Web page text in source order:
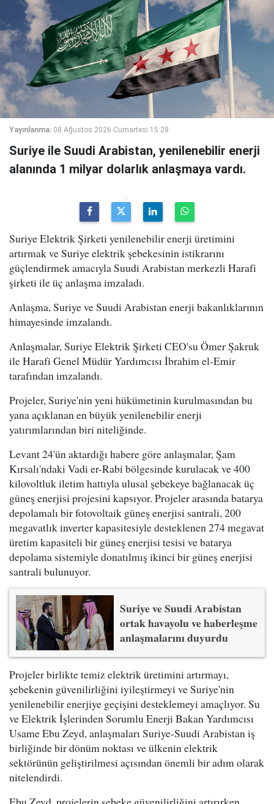
Yayınlanma: 08 Ağustos 2026 Cumartesi 15:28
Suriye ile Suudi Arabistan, yenilenebilir enerji
alanında 1 milyar dolarlık anlaşmaya vardı.
Suriye Elektrik Şirketi yenilenebilir enerji üretimini
artırmak ve Suriye elektrik şebekesinin istikrarını
güçlendirmek amacıyla Suudi Arabistan merkezli Harafi
şirketi ile üç anlaşma imzaladı.
Anlaşma, Suriye ve Suudi Arabistan enerji bakanlıklarının
himayesinde imzalandı.
Anlaşmalar, Suriye Elektrik Şirketi CEO'su Ömer Şakruk
ile Harafi Genel Müdür Yardımcısı İbrahim el-Emir
tarafından imzalandı.
Projeler, Suriye'nin yeni hükümetinin kurulmasından bu
yana açıklanan en büyük yenilenebilir enerji
yatırımlarından biri niteliğinde.
Levant 24'ün aktardığı habere göre anlaşmalar, Şam
Kırsalı'ndaki Vadi er-Rabi bölgesinde kurulacak ve 400
kilovoltluk iletim hattıyla ulusal şebekeye bağlanacak üç
güneş enerjisi projesini kapsıyor. Projeler arasında batarya
depolamalı bir fotovoltaik güneş enerjisi santrali, 200
megavatlık inverter kapasitesiyle desteklenen 274 megavat
üretim kapasiteli bir güneş enerjisi tesisi ve batarya
depolama sistemiyle donatılmış ikinci bir güneş enerjisi
santrali bulunuyor.
Suriye ve Suudi Arabistan
ortak havayolu ve haberleşme
anlaşmalarını duyurdu
Projeler birlikte temiz elektrik üretimini artırmayı,
şebekenin güvenilirliğini iyileştirmeyi ve Suriye'nin
yenilenebilir enerjiye geçişini desteklemeyi amaçlıyor. Su
ve Elektrik İşlerinden Sorumlu Enerji Bakan Yardımcısı
Usame Ebu Zeyd, anlaşmaları Suriye-Suudi Arabistan iş
birliğinde bir dönüm noktası ve ülkenin elektrik
sektörünün geliştirilmesi açısından önemli bir adım olarak
nitelendirdi.